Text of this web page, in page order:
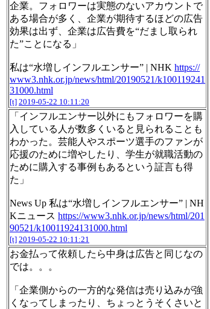
企業。フォロワーは実態のないアカウントで
ある場合が多く、企業が期待するほどの広告
効果は出ず、企業は広告費を“だまし取られ
た”ことになる」
私は“水増しインフルエンサー” | NHK https://
www3.nhk.or.jp/news/html/20190521/k100119241
31000.html
[t] 2019-05-22 10:11:20
「インフルエンサー以外にもフォロワーを購
入している人が数多くいると見られることも
わかった。芸能人やスポーツ選手のファンが
応援のために増やしたり、学生が就職活動の
ために購入する事例もあるという証言も得
た」
News Up 私は“水増しインフルエンサー” | NH
Kニュース https://www3.nhk.or.jp/news/html/201
90521/k10011924131000.html
[t] 2019-05-22 10:11:21
お金払って依頼したら中身は広告と同じなの
では。。。
「企業側からの一方的な発信は売り込みが強
くなってしまったり、ちょっとうそくさいと